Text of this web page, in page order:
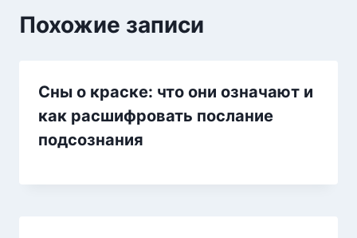
Похожие записи
Сны о краске: что они означают и
как расшифровать послание
подсознания